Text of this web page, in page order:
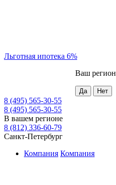
Льготная ипотека 6%
Ваш регион
8 (495) 565-30-55
8 (495) 565-30-55
В вашем регионе
8 (812) 336-60-79
Санкт-Петербург
Компания Компания